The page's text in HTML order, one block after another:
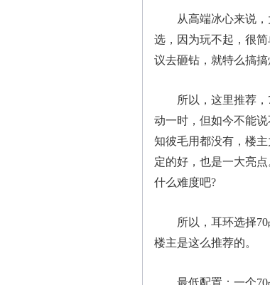
从高端冰心来说，
选，因为玩不起，很
议去砸钻，就特么搞
所以，这里推荐，
动一时，但如今不能
知彼毛用都没有，楼
定的好，也是一大亮
什么难度吧?
所以，耳环选择70
楼主是这么推荐的。
最低配置：一个70